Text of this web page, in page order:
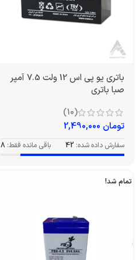
باتری یو پی اس 12 ولت 7.5 آمپر
صبا باتری
(10)
تومان
سفارش داده شده: 42 باقی مانده فقط: 8
تمام شد!